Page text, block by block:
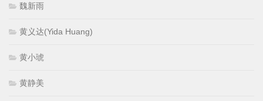
魏新雨
黄义达(Yida Huang)
黄小琥
黄静美